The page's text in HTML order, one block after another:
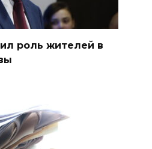
роль жителей в